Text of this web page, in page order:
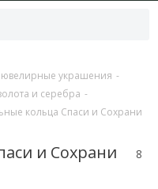
украшения -
и серебра -
кольца Спаси и Сохрани
и Сохрани
8